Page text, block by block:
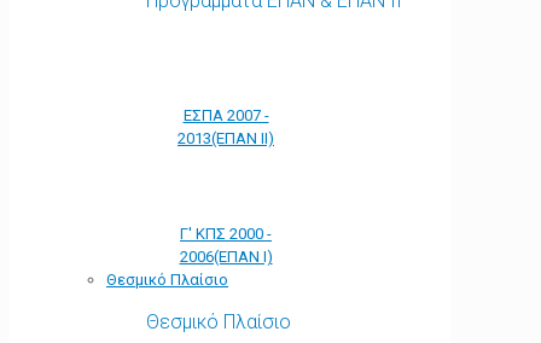
ΕΣΠΑ 2007 -
2013(ΕΠΑΝ ΙΙ)
Γ' ΚΠΣ 2000 -
2006(ΕΠΑΝ Ι)
Θεσμικό Πλαίσιο
Θεσμικό Πλαίσιο